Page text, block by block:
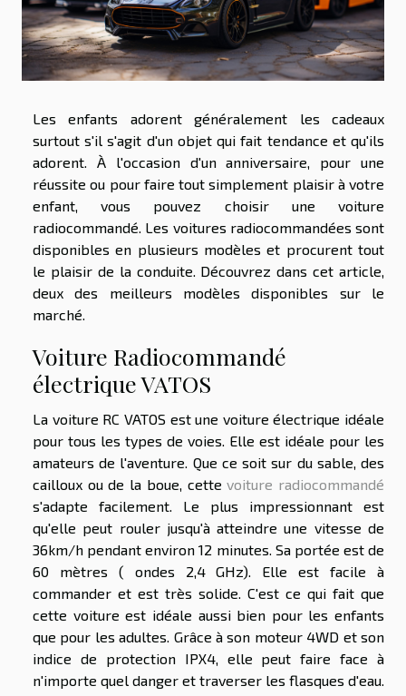
Les enfants adorent généralement les cadeaux
surtout s'il s'agit d'un objet qui fait tendance et qu'ils
adorent. À l'occasion d'un anniversaire, pour une
réussite ou pour faire tout simplement plaisir à votre
enfant, vous pouvez choisir une voiture
radiocommandé. Les voitures radiocommandées sont
disponibles en plusieurs modèles et procurent tout
le plaisir de la conduite. Découvrez dans cet article,
deux des meilleurs modèles disponibles sur le
marché.
Voiture Radiocommandé
électrique VATOS
La voiture RC VATOS est une voiture électrique idéale
pour tous les types de voies. Elle est idéale pour les
amateurs de l'aventure. Que ce soit sur du sable, des
cailloux ou de la boue, cettevoiture radiocommandé
s'adapte facilement. Le plus impressionnant est
qu'elle peut rouler jusqu'à atteindre une vitesse de
36km/h pendant environ 12 minutes. Sa portée est de
60 mètres ( ondes 2,4 GHz). Elle est facile à
commander et est très solide. C'est ce qui fait que
cette voiture est idéale aussi bien pour les enfants
que pour les adultes. Grâce à son moteur 4WD et son
indice de protection IPX4, elle peut faire face à
n'importe quel danger et traverser les flasques d'eau.